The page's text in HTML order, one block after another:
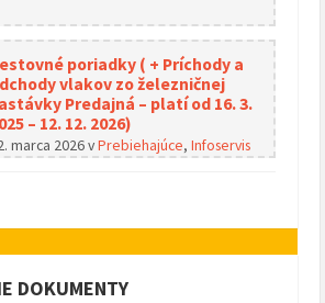
poriadky ( + Príchody a
vlakov zo železničnej
Predajná – platí od 16. 3.
– 12. 12. 2026)
marca 2026vPrebiehajúce, Infoservis
DOKUMENTY